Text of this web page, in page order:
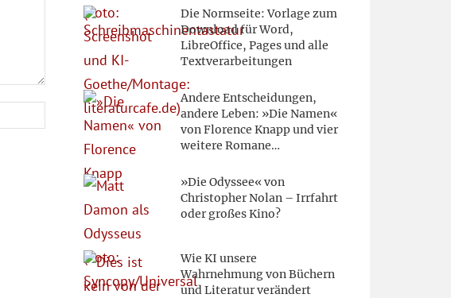
Website:
Die Normseite: Vorlage zum
Download für Word,
LibreOffice, Pages und alle
Textverarbeitungen
Andere Entscheidungen,
andere Leben: »Die Namen«
von Florence Knapp und vier
weitere Romane…
»Die Odyssee« von
Christopher Nolan – Irrfahrt
oder großes Kino?
Wie KI unsere
Wahrnehmung von Büchern
und Literatur verändert